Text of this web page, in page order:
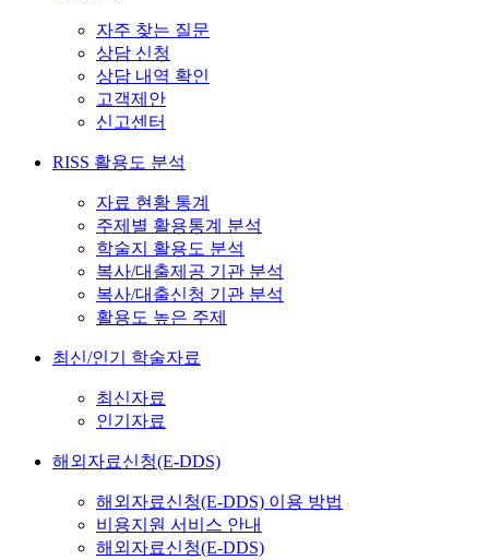
자주 찾는 질문
상담 신청
상담 내역 확인
고객제안
신고센터
RISS 활용도 분석
자료 현황 통계
주제별 활용통계 분석
학술지 활용도 분석
복사/대출제공 기관 분석
복사/대출신청 기관 분석
활용도 높은 주제
최신/인기 학술자료
최신자료
인기자료
해외자료신청(E-DDS)
해외자료신청(E-DDS) 이용 방법
비용지원 서비스 안내
해외자료신청(E-DDS)